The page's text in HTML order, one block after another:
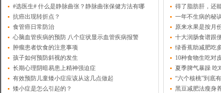
#选医生# 什么是静脉曲张？静脉曲张保健方法有哪
抗癌出现转折点？
食管癌日常防治
心脑血管疾病的预防 八个症状显示血管疾病报警
肿瘤患者饮食的注意事项
孩子如何预防斜视的发生
长期心理阴暗易患上精神强迫症
有效预防儿童矮小症应该从这几点做起
矮小症是怎么引起的？
得了脂肪肝，还
一年不生病的秘
原来水果是按月
十大润肠食谱跟
绿香蕉助减肥吃
10种食物生吃对
夏季脾气暴躁 吃
“六个核桃”到底
黑豆减肥法瘦身